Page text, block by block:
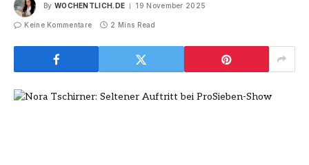
By WOCHENTLICH.DE 19 November 2025
Keine Kommentare 2 Mins Read